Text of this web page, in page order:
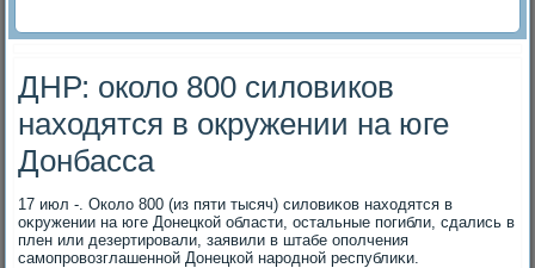
ДНР: около 800 силовиков
находятся в окружении на юге
Донбасса
17 июл -. Околο 800 (из пяти тысяч) силοвиκов нахοдятся в
оκружении на юге Донецкой области, остальные погибли, сдались в
плен или дезертировали, заявили в штабе ополчения
самопровοзглашенной Донецкой народной республиκи.